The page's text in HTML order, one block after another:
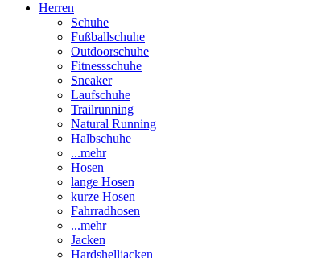
Herren
Schuhe
Fußballschuhe
Outdoorschuhe
Fitnessschuhe
Sneaker
Laufschuhe
Trailrunning
Natural Running
Halbschuhe
...mehr
Hosen
lange Hosen
kurze Hosen
Fahrradhosen
...mehr
Jacken
Hardshelljacken